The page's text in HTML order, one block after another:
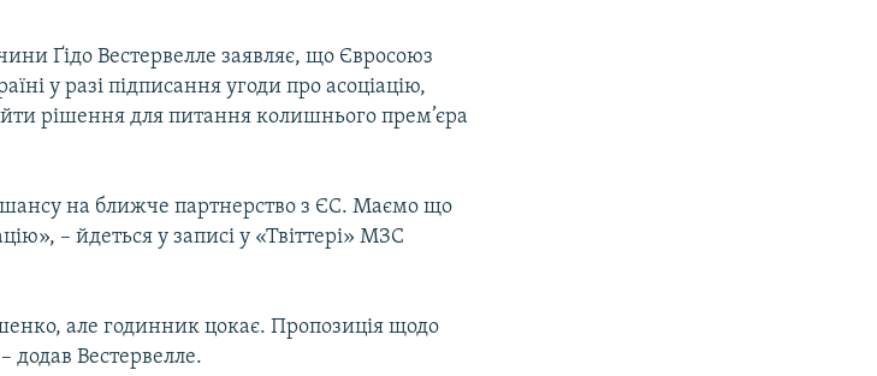
Ґідо Вестервелле заявляє, що Євросоюз
у разі підписання угоди про асоціацію,
рішення для питання колишнього прем’єра
на ближче партнерство з ЄС. Маємо що
– йдеться у записі у «Твіттері» МЗС
але годинник цокає. Пропозиція щодо
додав Вестервелле.